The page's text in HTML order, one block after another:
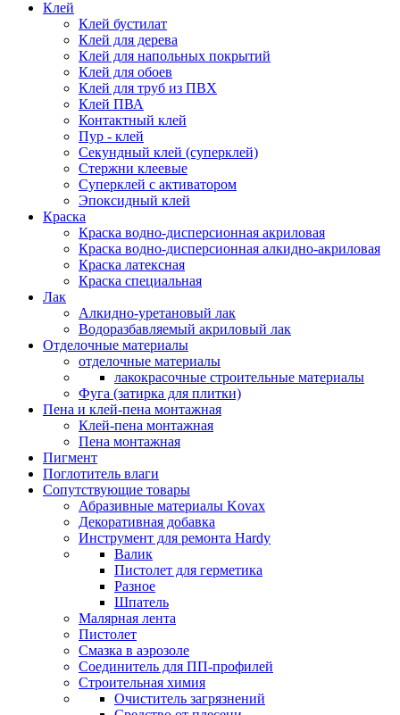
Клей
Клей бустилат
Клей для дерева
Клей для напольных покрытий
Клей для обоев
Клей для труб из ПВХ
Клей ПВА
Контактный клей
Пур - клей
Секундный клей (суперклей)
Стержни клеевые
Суперклей с активатором
Эпоксидный клей
Краска
Краска водно-дисперсионная акриловая
Краска водно-дисперсионная алкидно-акриловая
Краска латексная
Краска специальная
Лак
Алкидно-уретановый лак
Водоразбавляемый акриловый лак
Отделочные материалы
отделочные материалы
лакокрасочные строительные материалы
Фуга (затирка для плитки)
Пена и клей-пена монтажная
Клей-пена монтажная
Пена монтажная
Пигмент
Поглотитель влаги
Сопутствующие товары
Абразивные материалы Kovax
Декоративная добавка
Инструмент для ремонта Hardy
Валик
Пистолет для герметика
Разное
Шпатель
Малярная лента
Пистолет
Смазка в аэрозоле
Соединитель для ПП-профилей
Строительная химия
Очиститель загрязнений